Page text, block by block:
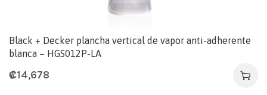
Black + Decker plancha vertical de vapor anti-adherente
blanca – HGS012P-LA
₡14,678